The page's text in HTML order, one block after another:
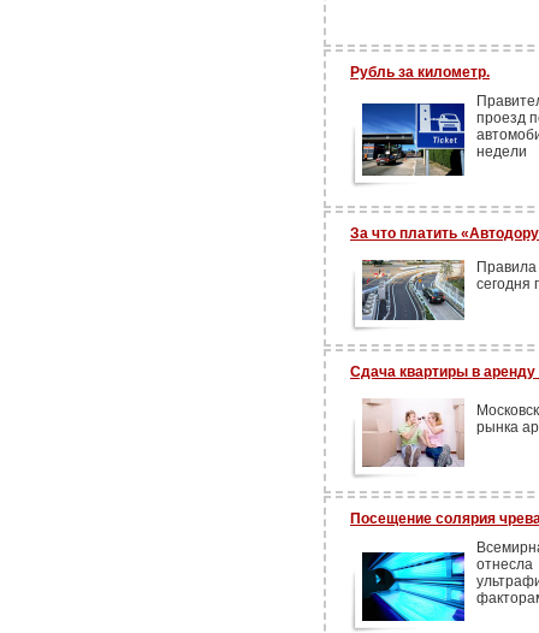
Рубль за километр.
проезд
недели
За что платить
сегодня
Сдача квартиры в
рынка
Посещение солярия